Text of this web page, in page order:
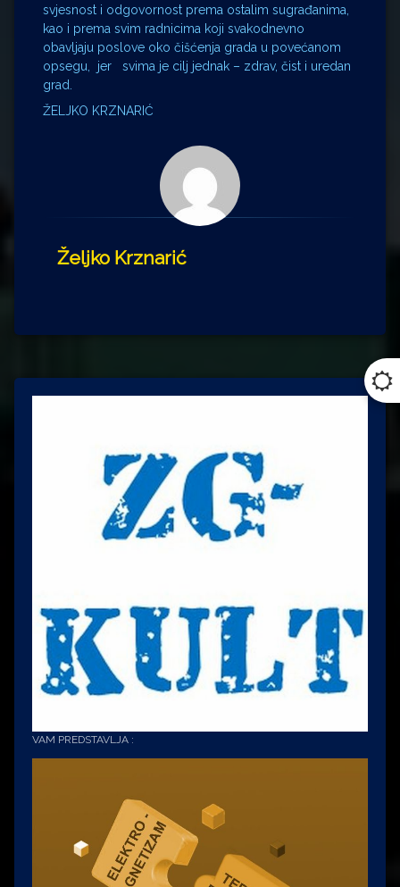
svjesnost i odgovornost prema ostalim sugrađanima,
kao i prema svim radnicima koji svakodnevno
obavljaju poslove oko čišćenja grada u povećanom
opsegu, jer svima je cilj jednak – zdrav, čist i uredan
grad.
ŽELJKO KRZNARIĆ
Željko Krznarić
VAM PREDSTAVLJA :